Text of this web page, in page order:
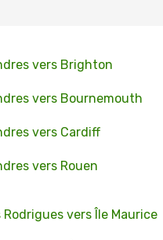
vers Brighton
vers Bournemouth
vers Cardiff
vers Rouen
Rodrigues vers Île Maurice